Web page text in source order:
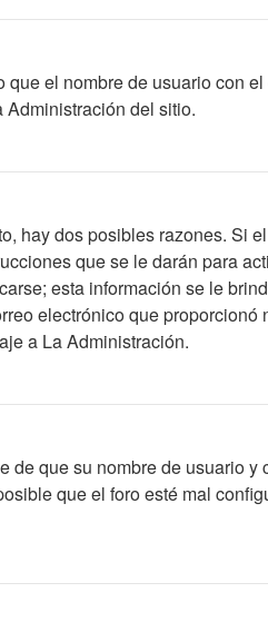
el nombre de usuario con
del sitio.
hay dos posibles razones.
que se le darán para
esta información se le
electrónico que
a La Administración.
que su nombre de usuario
que el foro esté mal